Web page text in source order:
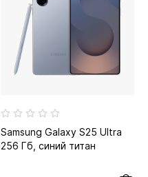
Samsung Galaxy S25 Ultra
256 Гб, синий титан